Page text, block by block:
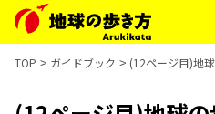
TOP ガイドブック (12ページ目)地